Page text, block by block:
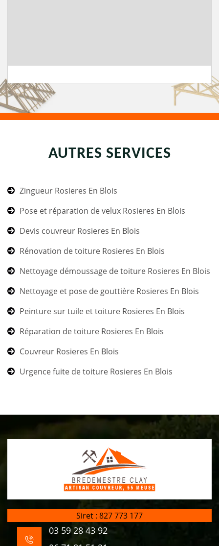
AUTRES SERVICES
Zingueur Rosieres En Blois
Pose et réparation de velux Rosieres En Blois
Devis couvreur Rosieres En Blois
Rénovation de toiture Rosieres En Blois
Nettoyage démoussage de toiture Rosieres En Blois
Nettoyage et pose de gouttière Rosieres En Blois
Peinture sur tuile et toiture Rosieres En Blois
Réparation de toiture Rosieres En Blois
Couvreur Rosieres En Blois
Urgence fuite de toiture Rosieres En Blois
Siret : 827 773 177
03 59 28 43 92